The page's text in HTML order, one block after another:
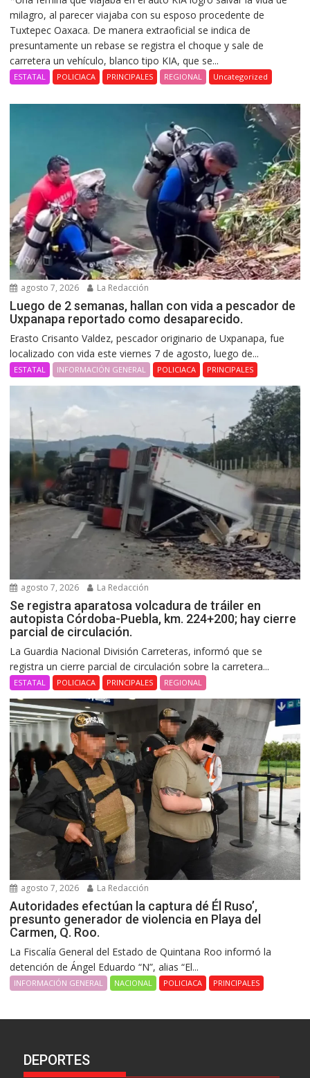
milagro, al parecer viajaba con su esposo procedente de
Tuxtepec Oaxaca. De manera extraoficial se indica de
presuntamente un rebase se registra el choque y sale de
carretera un vehículo, blanco tipo KIA, que se...
ESTATAL POLICIACA PRINCIPALES REGIONAL Uncategorized
agosto 7, 2026 La Redacción
Luego de 2 semanas, hallan con vida a pescador de
Uxpanapa reportado como desaparecido.
Erasto Crisanto Valdez, pescador originario de Uxpanapa, fue
localizado con vida este viernes 7 de agosto, luego de...
ESTATAL INFORMACIÓN GENERAL POLICIACA PRINCIPALES
agosto 7, 2026 La Redacción
Se registra aparatosa volcadura de tráiler en
autopista Córdoba-Puebla, km. 224+200; hay cierre
parcial de circulación.
La Guardia Nacional División Carreteras, informó que se
registra un cierre parcial de circulación sobre la carretera...
ESTATAL POLICIACA PRINCIPALES REGIONAL
agosto 7, 2026 La Redacción
Autoridades efectúan la captura dé Él Ruso’,
presunto generador de violencia en Playa del
Carmen, Q. Roo.
La Fiscalía General del Estado de Quintana Roo informó la
detención de Ángel Eduardo “N”, alias “El...
INFORMACIÓN GENERAL NACIONAL POLICIACA PRINCIPALES
DEPORTES